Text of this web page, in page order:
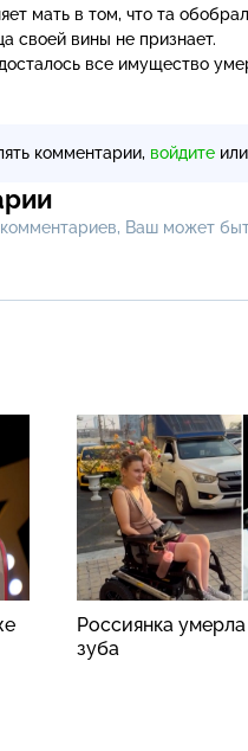
мать в том, что та
своей вины не признает.
все имущество
комментарии, войдите или
комментариев, Ваш может
Россиянка
зуба